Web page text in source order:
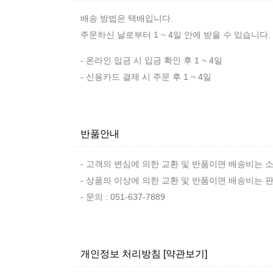
배송 방법은 택배입니다.
주문하신 날로부터 1 ~ 4일 안에 받을 수 있습니다.
- 온라인 입금 시 입금 확인 후 1 ~ 4일
- 신용카드 결제 시 주문 후 1 ~ 4일
반품안내
- 고객의 변심에 의한 교환 및 반품이면 배송비는
- 상품의 이상에 의한 교환 및 반품이면 배송비는
- 문의 : 051-637-7889
개인정보 처리방침 [약관보기]